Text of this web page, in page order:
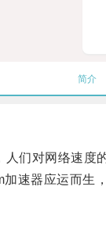
简介
们对网络速度的
器应运而生，